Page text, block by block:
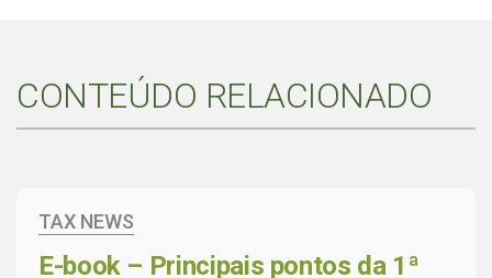
CONTEÚDO RELACIONADO
TAX NEWS
E-book – Principais pontos da 1ª